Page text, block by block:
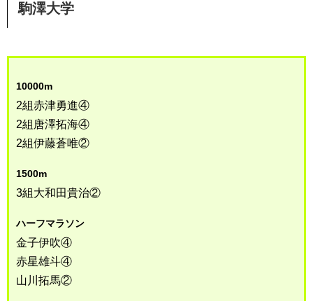
駒澤大学
10000m
2組赤津勇進④
2組唐澤拓海④
2組伊藤蒼唯②
1500m
3組大和田貴治②
ハーフマラソン
金子伊吹④
赤星雄斗④
山川拓馬②